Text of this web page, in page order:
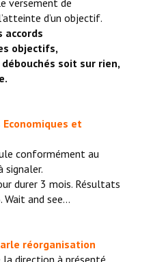
versement de
d’un objectif.
accords
objectifs,
soit sur rien,
et
conformément au
signaler.
durer 3 mois. Résultats
Wait and see…
réorganisation